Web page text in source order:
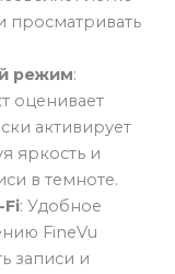
просматривать
режим:
оценивает
активирует
яркость и
в темноте.
: Удобное
FineVu
записи и